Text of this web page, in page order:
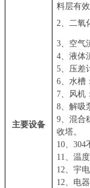
主要设备
料层有
2、二氧
3、 空气
4、液体
5、 压差
6、水槽
7、风机
8、解吸
9、 混合
收塔。
10、 304
11、温
12、宇电
12、 电